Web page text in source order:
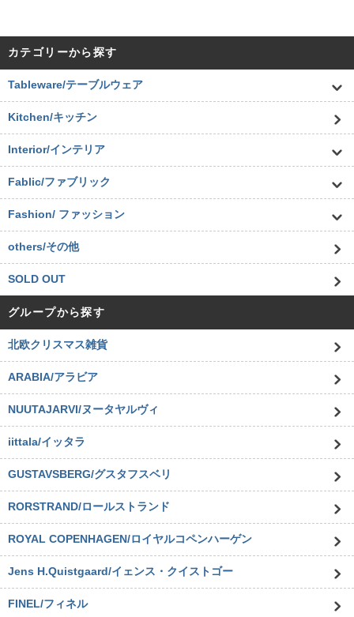
カテゴリーから探す
Tableware/テーブルウェア
Kitchen/キッチン
Interior/インテリア
Fablic/ファブリック
Fashion/ ファッション
others/その他
SOLD OUT
グループから探す
北欧クリスマス雑貨
ARABIA/アラビア
NUUTAJARVI/ヌータヤルヴィ
iittala/イッタラ
GUSTAVSBERG/グスタフスベリ
RORSTRAND/ロールストランド
ROYAL COPENHAGEN/ロイヤルコペンハーゲン
Jens H.Quistgaard/イェンス・クイストゴー
FINEL/フィネル